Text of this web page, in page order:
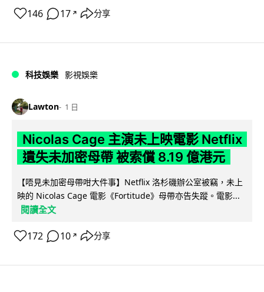
146 17 ↗ 分享
科技娛樂 影視娛樂
Lawton 1 日
Nicolas Cage 主演未上映電影 Netflix
遺失未加密母帶 被索償 8.19 億港元
【唔見未加密母帶咁大件事】Netflix 洛杉磯辦公室被竊，未上
映的 Nicolas Cage 電影《Fortitude》母帶亦告失蹤。電影...
閱讀全文
172 10 ↗ 分享